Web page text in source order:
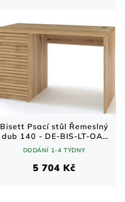
Bisett Psací stůl Řemeslný
dub 140 - DE-BIS-LT-OA-
140
DODÁNÍ 1-4 TÝDNY
5 704 Kč